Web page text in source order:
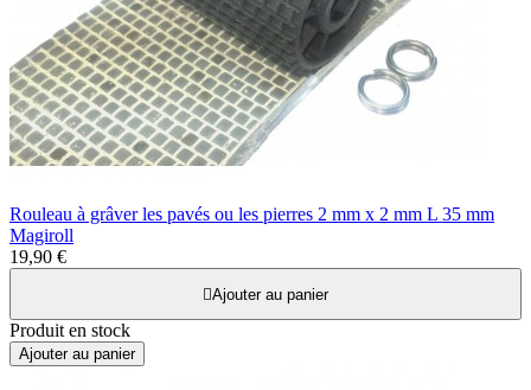
Rouleau à grâver les pavés ou les pierres 2 mm x 2 mm L 35 mm
Magiroll
19,90 €
Ajouter au panier
Produit en stock
Ajouter au panier